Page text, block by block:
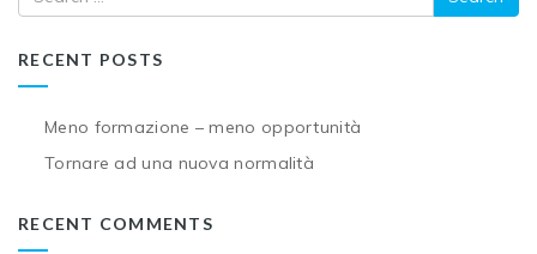
RECENT POSTS
Meno formazione – meno opportunità
Tornare ad una nuova normalità
RECENT COMMENTS